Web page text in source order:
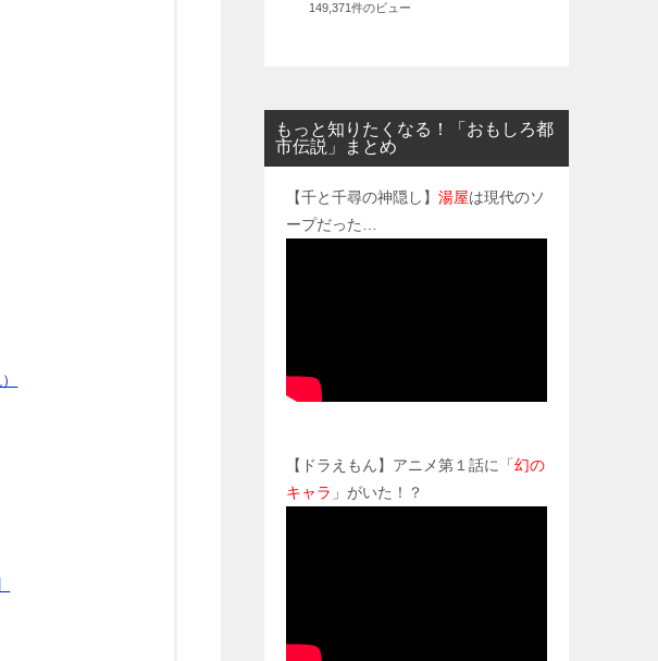
149,371件のビュー
もっと知りたくなる！「おもしろ都
市伝説」まとめ
【千と千尋の神隠し】 湯屋は現代のソ
ープだった…
【ドラえもん】アニメ第１話に「 幻の
キャラ 」がいた！？